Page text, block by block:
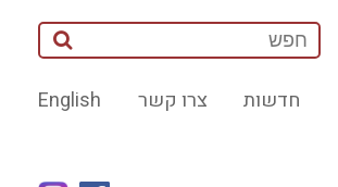
English צרו קשר חדשות